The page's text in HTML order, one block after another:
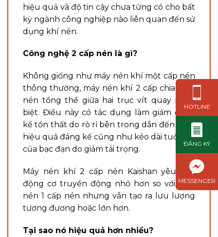
hiệu quả và độ tin cậy chưa từng có cho bất
kỳ ngành công nghiệp nào liên quan đến sử
dụng khí nén.
Công nghệ 2 cấp nén là gì?
Không giống như máy nén khí một cấp nén
thông thường, máy nén khí 2 cấp chia tỷ lệ
nén tổng thể giữa hai trục vít quay riêng
biệt. Điều này có tác dụng làm giảm đáng
kể tổn thất do rò rỉ bên trong dẫn đến tăng
hiệu quả đáng kể cũng như kéo dài tuổi thọ
của bạc đạn do giảm tải trọng.
Máy nén khí 2 cấp nén Kaishan yêu cầu
động cơ truyền động nhỏ hơn so với máy
nén 1 cấp nén nhưng vẫn tạo ra lưu lượng
tương đương hoặc lớn hơn.
Tại sao nó hiệu quả hơn nhiều?
HOTLINE
ĐĂNG KÝ
MESSENGER